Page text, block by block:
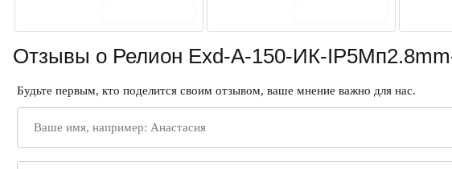
Отзывы о Релион Exd-А-150-ИК-
Будьте первым, кто поделится своим отзывом, ваше мнение важно для нас.